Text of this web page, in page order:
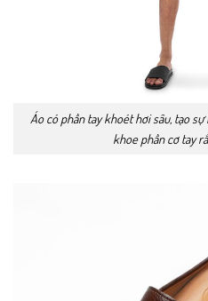
Áo có phần tay khoét hơi sâu, tạo
khoe phần cơ tay